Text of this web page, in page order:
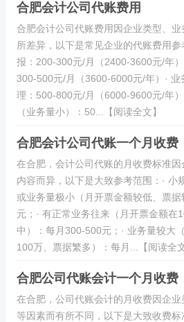
合肥会计公司代账费用
合肥会计公司代账费用因企业类型、
所差异，以下是常见企业的代账费用
报：200-300元/月（2400-3600元/年）
300-500元/月（3600-6000元/年）· 业
理：500-800元/月（6000-9600元/年
（业务量小）：50...【阅读全文】
合肥会计公司代账一个月收费
在合肥，会计公司代账的月收费标准
内容而异，以下是大致参考范围：· 小
或业务量极小（月开票金额较低、票
元；· 有正常业务往来（月开票金额在
中）：每月300-500元；· 业务量较大
100万、票据繁多）：每月...【阅读全文
合肥公司代账会计一个月收费
在合肥，公司代账会计的月收费因企
等因素而有所不同，以下是大致收费标